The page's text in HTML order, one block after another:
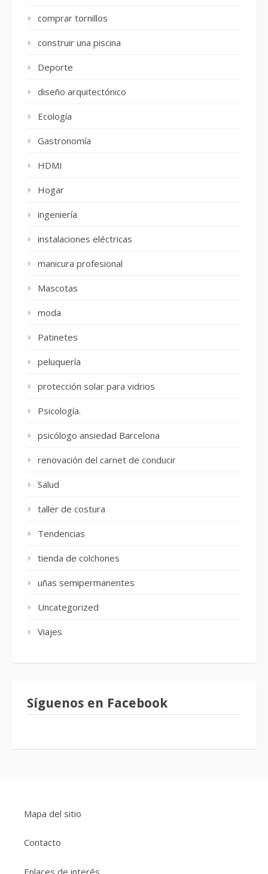
comprar tornillos
construir una piscina
Deporte
diseño arquitectónico
Ecología
Gastronomía
HDMI
Hogar
ingeniería
instalaciones eléctricas
manicura profesional
Mascotas
moda
Patinetes
peluquería
protección solar para vidrios
Psicología.
psicólogo ansiedad Barcelona
renovación del carnet de conducir
Salud
taller de costura
Tendencias
tienda de colchones
uñas semipermanentes
Uncategorized
Viajes
Síguenos en Facebook
Mapa del sitio
Contacto
Enlaces de interés